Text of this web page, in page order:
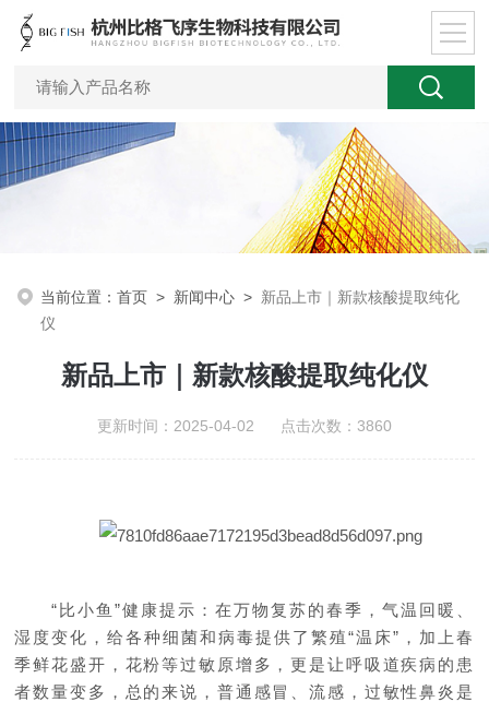
当前位置：首页 > 新闻中心 > 新品上市｜新款核酸提取纯化
仪
新品上市｜新款核酸提取纯化仪
更新时间：2025-04-02 点击次数：3860
“比小鱼”健康提示：在万物复苏的春季，气温回暖、
湿度变化，给各种细菌和病毒提供了繁殖“温床”，加上春
季鲜花盛开，花粉等过敏原增多，更是让呼吸道疾病的患
者数量变多，总的来说，普通感冒、流感，过敏性鼻炎是